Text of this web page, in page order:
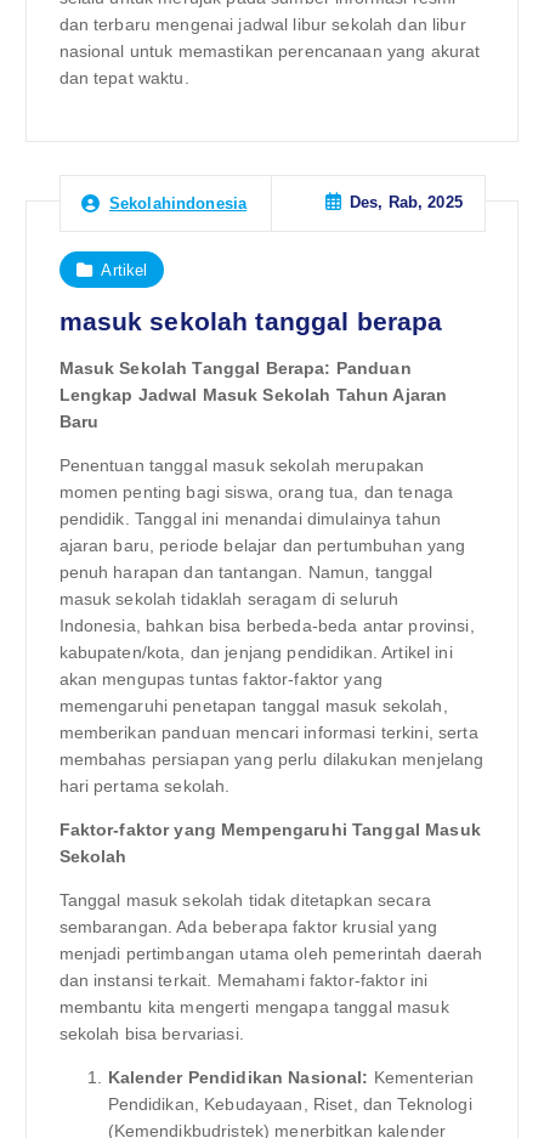
dan terbaru mengenai jadwal libur sekolah dan libur
nasional untuk memastikan perencanaan yang akurat
dan tepat waktu.
Sekolahindonesia Des, Rab, 2025
Artikel
masuk sekolah tanggal berapa
Masuk Sekolah Tanggal Berapa: Panduan
Lengkap Jadwal Masuk Sekolah Tahun Ajaran
Baru
Penentuan tanggal masuk sekolah merupakan
momen penting bagi siswa, orang tua, dan tenaga
pendidik. Tanggal ini menandai dimulainya tahun
ajaran baru, periode belajar dan pertumbuhan yang
penuh harapan dan tantangan. Namun, tanggal
masuk sekolah tidaklah seragam di seluruh
Indonesia, bahkan bisa berbeda-beda antar provinsi,
kabupaten/kota, dan jenjang pendidikan. Artikel ini
akan mengupas tuntas faktor-faktor yang
memengaruhi penetapan tanggal masuk sekolah,
memberikan panduan mencari informasi terkini, serta
membahas persiapan yang perlu dilakukan menjelang
hari pertama sekolah.
Faktor-faktor yang Mempengaruhi Tanggal Masuk
Sekolah
Tanggal masuk sekolah tidak ditetapkan secara
sembarangan. Ada beberapa faktor krusial yang
menjadi pertimbangan utama oleh pemerintah daerah
dan instansi terkait. Memahami faktor-faktor ini
membantu kita mengerti mengapa tanggal masuk
sekolah bisa bervariasi.
Kalender Pendidikan Nasional: Kementerian
Pendidikan, Kebudayaan, Riset, dan Teknologi
(Kemendikbudristek) menerbitkan kalender